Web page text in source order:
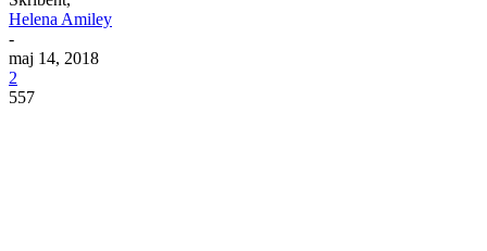
Helena Amiley
-
maj 14, 2018
2
557